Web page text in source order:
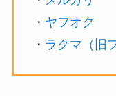
・ ヤフオク
・ ラクマ（旧